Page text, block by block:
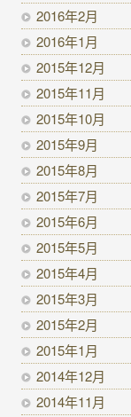
2016年2月
2016年1月
2015年12月
2015年11月
2015年10月
2015年9月
2015年8月
2015年7月
2015年6月
2015年5月
2015年4月
2015年3月
2015年2月
2015年1月
2014年12月
2014年11月